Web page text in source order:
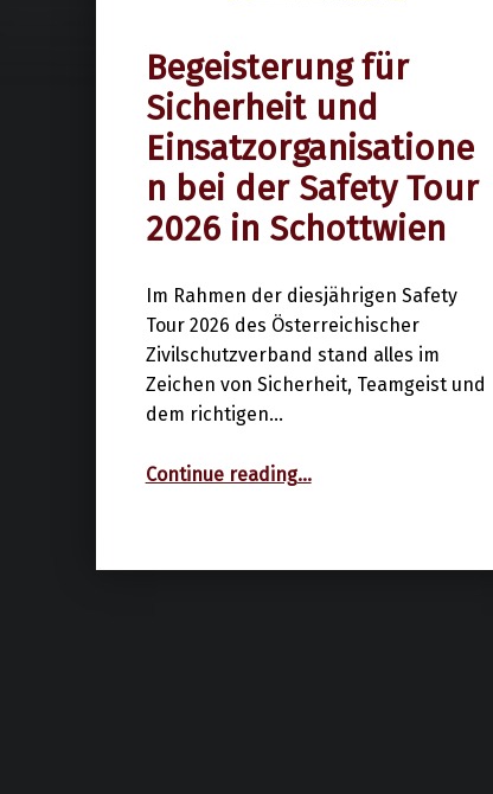
Begeisterung für
Sicherheit und
Einsatzorganisatione
n bei der Safety Tour
2026 in Schottwien
Im Rahmen der diesjährigen Safety
Tour 2026 des Österreichischer
Zivilschutzverband stand alles im
Zeichen von Sicherheit, Teamgeist und
dem richtigen…
Continue reading“Begeisterung für Sicherheit und Einsatzorganisationen bei der Safety Tour 2026 in Schottwien”
…
20. Mai 2026